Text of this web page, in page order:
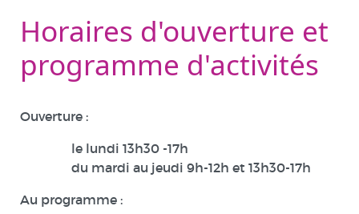
Horaires d'ouverture et
programme d'activités
Ouverture :
le lundi 13h30 -17h
du mardi au jeudi 9h-12h et 13h30-17h
Au programme :